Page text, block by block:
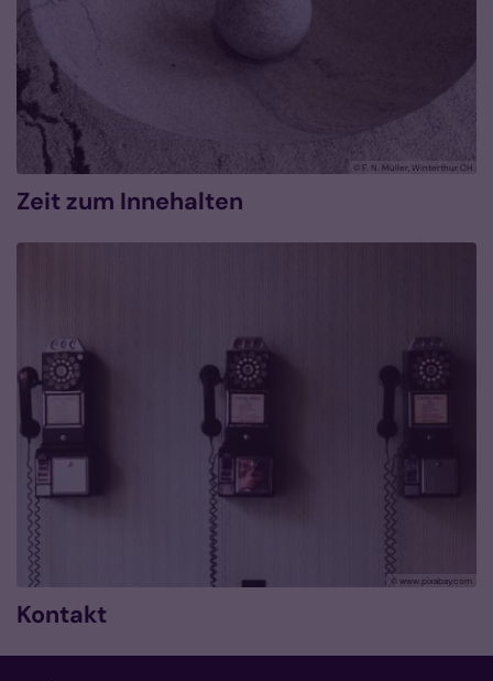
© F. N. Müller, Winterthur CH
Zeit zum Innehalten
© www.pixabay.com
Kontakt